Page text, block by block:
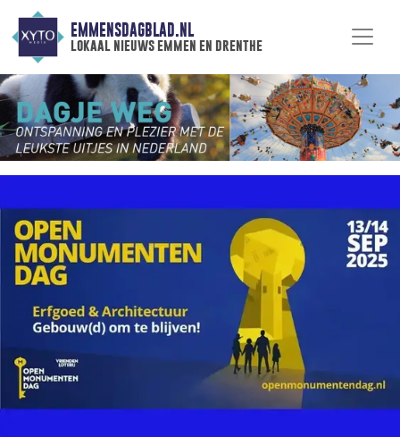
EMMENSDAGBLAD.NL
lokaal nieuws emmen en drenthe